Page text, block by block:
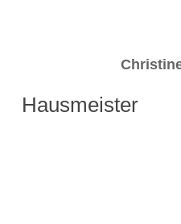
Hausmeister